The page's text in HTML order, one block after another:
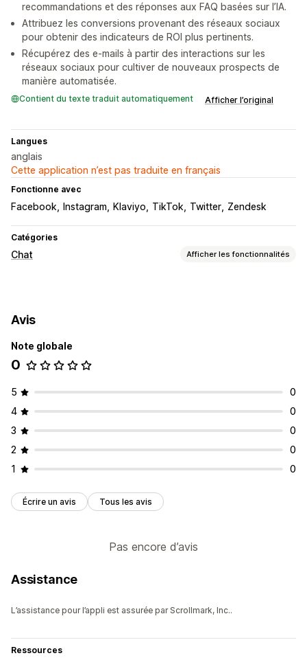
recommandations et des réponses aux FAQ basées sur l’IA.
Attribuez les conversions provenant des réseaux sociaux
pour obtenir des indicateurs de ROI plus pertinents.
Récupérez des e-mails à partir des interactions sur les
réseaux sociaux pour cultiver de nouveaux prospects de
manière automatisée.
Contient du texte traduit automatiquement Afficher l’original
Langues
anglais
Cette application n’est pas traduite en français
Fonctionne avec
Facebook Instagram Klaviyo TikTok Twitter Zendesk
Catégories
Chat Afficher les fonctionnalités
Chat par e-mail
Réponses automatisées
FAQ Recommandations de produits
Personnalisation
Couleur et police
Heures d’ouverture
Balisage
Avis
Note globale
0
5
0
4
0
3
0
2
0
1
0
Écrire un avis Tous les avis
Pas encore d’avis
Assistance
L’assistance pour l’appli est assurée par Scrollmark, Inc..
Ressources